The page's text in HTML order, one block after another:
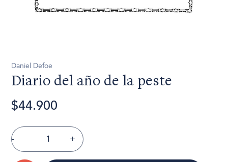
Daniel Defoe
Diario del año de la peste
$44.900
- +